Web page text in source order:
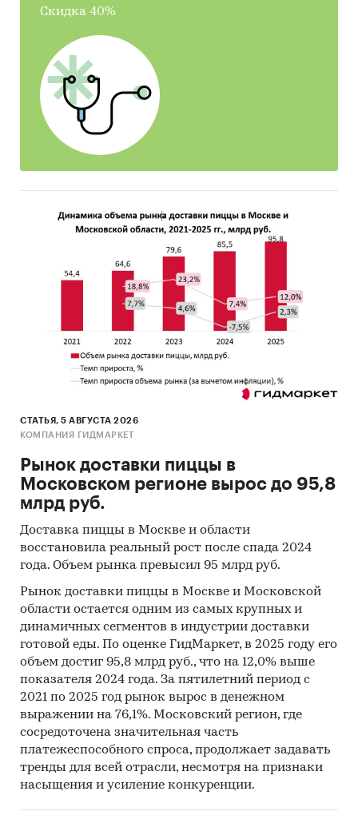
потребителей по возрасту и доходу -
Glenfield, Gloria Jeans, H&M, Henderson,
Mark&Spencer, Mexx, Ostin, Savage, Sela,
Terranova,
Tommy
Colors of Benetton, Westland, Zara,
Большевичка, Вещь!, Снежная королева,
Спортмастер, ТВОЕ, Фамилия.
Bonprix, 3 SUISSES, Heine, Klingel, La
Redoute, Otto, Quelle, Wenz
Выяснить ценовые ожидания потребителей
по отдельным предметам мужской одежды,
т.е. максимально приемлемую цену для них
Выяснить отношение мужчин к моде и от
каких факторов оно зависит
Составить профили покупателей
Спортмастер",
Columbia, Sela,
"Фамилия", Mexx, Ostin, Savage, ТВОЕ
Исследование основано на результатах опроса
участников онлайн-панели в больших и малых
городах России. Общая выборка составила
человек в возрасте от 18 до 60 лет,
мужчин.
блоках -Москва + Московская область,
Санкт-Петербург, города-миллионники,
города с населением 300-1000 тыс. чел.,
города с населением до 300 тыс. чел
Исследование проведено в октябре-ноябре
2009 г.
Объем отчета - 96 стр.
Отчет содержит 40 таблиц и 85 графиков.
Язык отчета - русский.
Скидка 40%
СТАТЬЯ, 5 АВГУСТА 2026
КОМПАНИЯ ГИДМАРКЕТ
Рынок доставки пиццы в
Московском регионе вырос до 95,8
млрд руб.
Доставка пиццы в Москве и области
восстановила реальный рост после спада 2024
года. Объем рынка превысил 95 млрд руб.
Рынок доставки пиццы в Москве и Московской
области остается одним из самых крупных и
динамичных сегментов в индустрии доставки
готовой еды. По оценке ГидМаркет, в 2025 году его
объем достиг 95,8 млрд руб., что на 12,0% выше
показателя 2024 года. За пятилетний период с
2021 по 2025 год рынок вырос в денежном
выражении на 76,1%. Московский регион, где
сосредоточена значительная часть
платежеспособного спроса, продолжает задавать
тренды для всей отрасли, несмотря на признаки
насыщения и усиление конкуренции.